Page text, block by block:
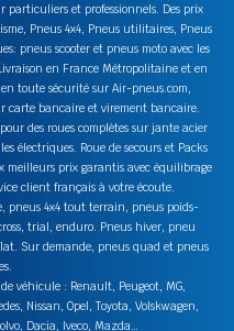
et professionnels. Des prix
Pneus 4x4, Pneus utilitaires, Pneus
pneus scooter et pneus moto avec les
en France Métropolitaine et en
toute sécurité sur Air-pneus.com,
carte bancaire et virement bancaire.
des roues complètes sur jante acier
électriques. Roue de secours et Packs
meilleurs prix garantis avec équilibrage
client français à votre écoute.
pneus 4x4 tout terrain, pneus poids-
trial, enduro. Pneus hiver, pneu
Sur demande, pneus quad et pneus
véhicule : Renault, Peugeot, MG,
Nissan, Opel, Toyota, Volskwagen,
Dacia, Iveco, Mazda…